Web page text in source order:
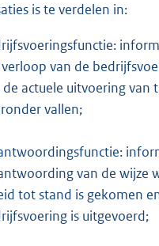
is te verdelen in:
van de
de actuele uitvoering van
vallen;
van de wijze
tot stand is gekomen
is uitgevoerd;